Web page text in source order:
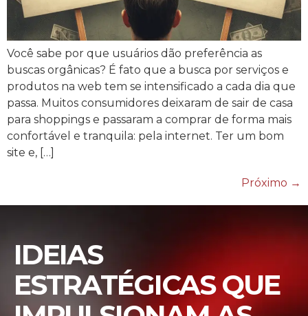
Você sabe por que usuários dão preferência as
buscas orgânicas? É fato que a busca por serviços e
produtos na web tem se intensificado a cada dia que
passa. Muitos consumidores deixaram de sair de casa
para shoppings e passaram a comprar de forma mais
confortável e tranquila: pela internet. Ter um bom
site e, […]
Próximo →
IDEIAS
ESTRATÉGICAS QUE